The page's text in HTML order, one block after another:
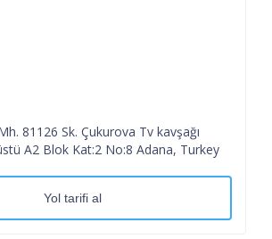
81126 Sk. Çukurova Tv kavşağı
A2 Blok Kat:2 No:8 Adana, Turkey
Yol tarifi al